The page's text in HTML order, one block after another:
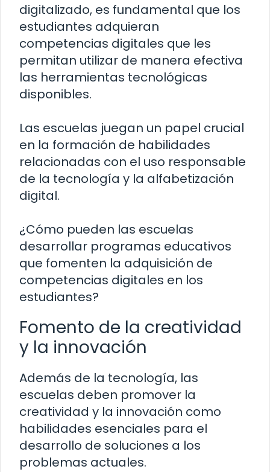
digitalizado, es fundamental que los
estudiantes adquieran
competencias digitales que les
permitan utilizar de manera efectiva
las herramientas tecnológicas
disponibles.
Las escuelas juegan un papel crucial
en la formación de habilidades
relacionadas con el uso responsable
de la tecnología y la alfabetización
digital.
¿Cómo pueden las escuelas
desarrollar programas educativos
que fomenten la adquisición de
competencias digitales en los
estudiantes?
Fomento de la creatividad
y la innovación
Además de la tecnología, las
escuelas deben promover la
creatividad y la innovación como
habilidades esenciales para el
desarrollo de soluciones a los
problemas actuales.